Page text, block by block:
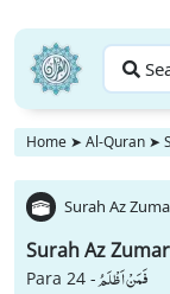
Home ➤ Al-Quran ➤
Surah Az
Surah Az Zumar
Para 24 -فَمَنْ اَظْلَمُ